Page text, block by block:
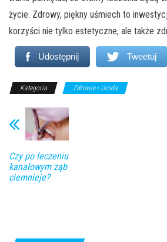
życie. Zdrowy, piękny uśmiech to
korzyści nie tylko estetyczne, ale także
Udostępnij Tweetuj
Kategoria Zdrowie i Uroda
Czy po leczeniu
kanałowym ząb
ciemnieje?